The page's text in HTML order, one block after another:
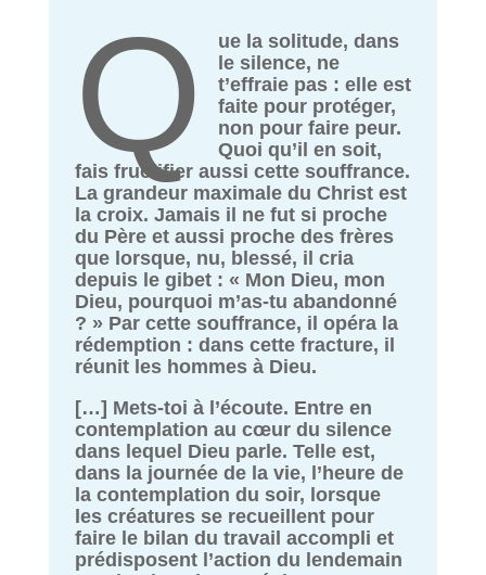
Q
ue la solitude, dans
le silence, ne
t’effraie pas : elle est
faite pour protéger,
non pour faire peur.
Quoi qu’il en soit,
fais fructifier aussi cette souffrance.
La grandeur maximale du Christ est
la croix. Jamais il ne fut si proche
du Père et aussi proche des frères
que lorsque, nu, blessé, il cria
depuis le gibet : « Mon Dieu, mon
Dieu, pourquoi m’as-tu abandonné
? » Par cette souffrance, il opéra la
rédemption : dans cette fracture, il
réunit les hommes à Dieu.
[…] Mets-toi à l’écoute. Entre en
contemplation au cœur du silence
dans lequel Dieu parle. Telle est,
dans la journée de la vie, l’heure de
la contemplation du soir, lorsque
les créatures se recueillent pour
faire le bilan du travail accompli et
prédisposent l’action du lendemain